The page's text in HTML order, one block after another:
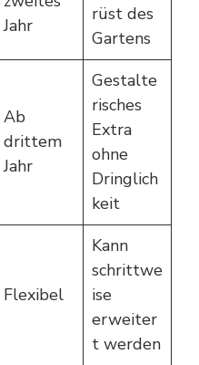
Jahr
rüst des
Gartens
Ab
drittem
Jahr
Gestalte
risches
Extra
ohne
Dringlich
keit
Flexibel
Kann
schrittwe
ise
erweiter
t werden